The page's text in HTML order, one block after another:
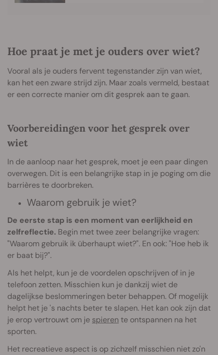
Hoe praat je met je ouders over wiet?
Vooral als je ouders fervent tegenstander zijn van wiet,
kan het een zware strijd zijn. Maar zoals vermeld, bestaat
er een correcte manier om dit gesprek aan te gaan.
Voorbereidingen voor het gesprek over
wiet
In de aanloop naar het gesprek, moet je een paar dingen
overwegen. Dit is een belangrijke stap in je poging om die
barrières te doorbreken.
Waarom gebruik je wiet?
De eerste stap is een moment van eerlijkheid en
zelfreflectie. Begin met twee zeer belangrijke vragen:
"Waarom gebruik ik überhaupt wiet?". En ook: "Hoe heb ik
er baat bij?".
Als het helpt, kun je de voordelen opschrijven of in je
telefoon zetten. Misschien kun je dankzij wiet de
dagelijkse beslommeringen beter behappen. Of mogelijk
helpt het je 's nachts beter te slapen. Het kan ook zijn dat
je erop vertrouwt om je spieren te ontspannen na het
sporten.
Het recreatieve aspect is op zichzelf misschien niet zo'n